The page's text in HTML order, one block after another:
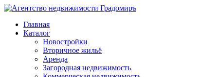
Главная
Каталог
Новостройки
Вторичное жильё
Аренда
Загородная недвижимость